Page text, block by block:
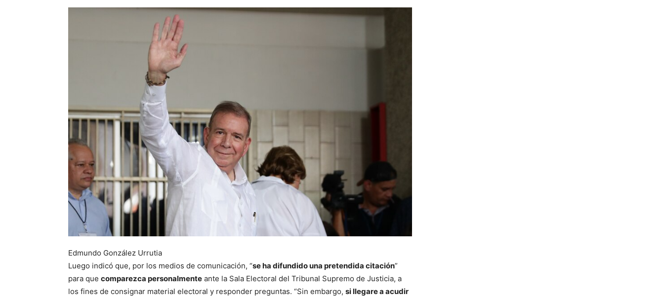
Edmundo González Urrutia
Luego indicó que, por los medios de comunicación, “se ha difundido una pretendida citación”
para que comparezca personalmente ante la Sala Electoral del Tribunal Supremo de Justicia, a
los fines de consignar material electoral y responder preguntas. “Sin embargo, si llegare a acudir